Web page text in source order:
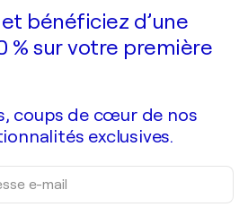
bénéficiez d’une
% sur votre première
coups de cœur de nos
exclusives.